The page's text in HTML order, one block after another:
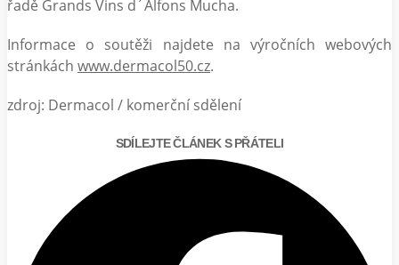
řadě Grands Vins d´Alfons Mucha.
Informace o soutěži najdete na výročních webových
stránkách www.dermacol50.cz.
zdroj: Dermacol / komerční sdělení
SDÍLEJTE ČLÁNEK S PŘÁTELI